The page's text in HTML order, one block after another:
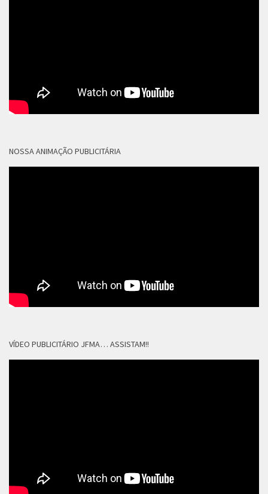
NOSSA ANIMAÇÃO PUBLICITÁRIA
VÍDEO PUBLICITÁRIO JFMA… ASSISTAM!!